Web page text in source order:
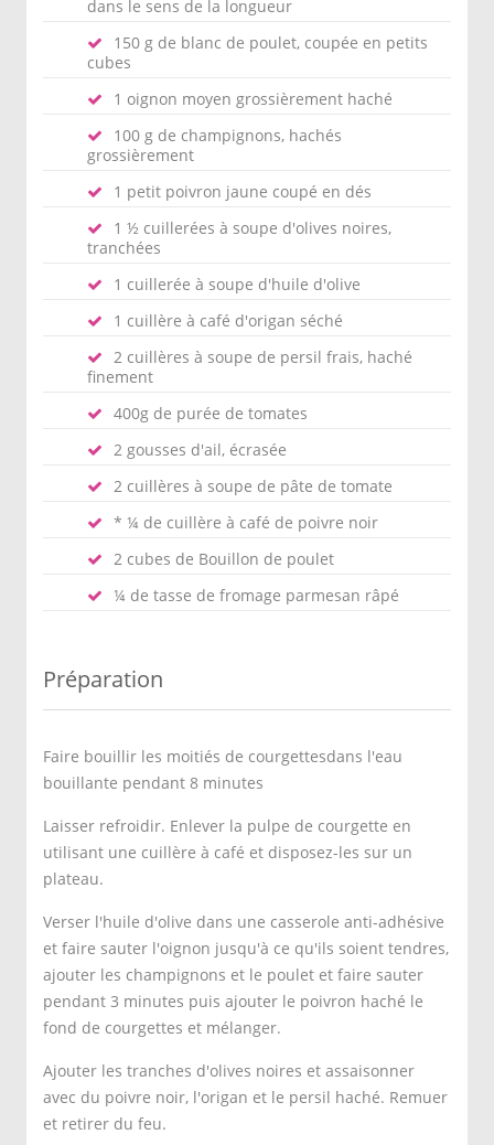
dans le sens de la longueur
150 g de blanc de poulet, coupée en petits
cubes
1 oignon moyen grossièrement haché
100 g de champignons, hachés
grossièrement
1 petit poivron jaune coupé en dés
1 ½ cuillerées à soupe d'olives noires,
tranchées
1 cuillerée à soupe d'huile d'olive
1 cuillère à café d'origan séché
2 cuillères à soupe de persil frais, haché
finement
400g de purée de tomates
2 gousses d'ail, écrasée
2 cuillères à soupe de pâte de tomate
* ¼ de cuillère à café de poivre noir
2 cubes de Bouillon de poulet
¼ de tasse de fromage parmesan râpé
Préparation
Faire bouillir les moitiés de courgettesdans l'eau
bouillante pendant 8 minutes
Laisser refroidir. Enlever la pulpe de courgette en
utilisant une cuillère à café et disposez-les sur un
plateau.
Verser l'huile d'olive dans une casserole anti-adhésive
et faire sauter l'oignon jusqu'à ce qu'ils soient tendres,
ajouter les champignons et le poulet et faire sauter
pendant 3 minutes puis ajouter le poivron haché le
fond de courgettes et mélanger.
Ajouter les tranches d'olives noires et assaisonner
avec du poivre noir, l'origan et le persil haché. Remuer
et retirer du feu.